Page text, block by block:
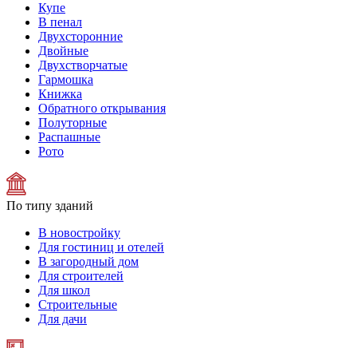
Купе
В пенал
Двухсторонние
Двойные
Двухстворчатые
Гармошка
Книжка
Обратного открывания
Полуторные
Распашные
Рото
По типу зданий
В новостройку
Для гостиниц и отелей
В загородный дом
Для строителей
Для школ
Строительные
Для дачи